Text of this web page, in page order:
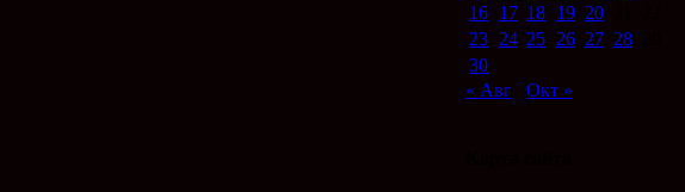
16 17 18 19 20
23 24 25 26 27 28
30
« Авг
Окт »